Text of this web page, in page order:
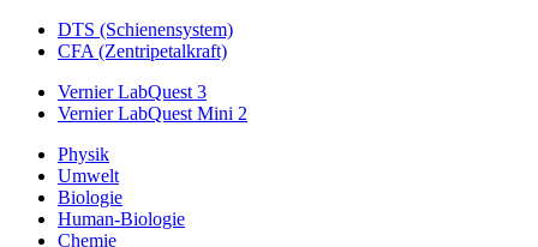
DTS (Schienensystem)
CFA (Zentripetalkraft)
Vernier LabQuest 3
Vernier LabQuest Mini 2
Physik
Umwelt
Biologie
Human-Biologie
Chemie